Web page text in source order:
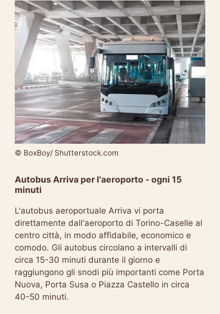
© BoxBoy/ Shutterstock.com
Autobus Arriva per l'aeroporto - ogni 15
minuti
L'autobus aeroportuale Arriva vi porta
direttamente dall'aeroporto di Torino-Caselle al
centro città, in modo affidabile, economico e
comodo. Gli autobus circolano a intervalli di
circa 15-30 minuti durante il giorno e
raggiungono gli snodi più importanti come Porta
Nuova, Porta Susa o Piazza Castello in circa
40-50 minuti.